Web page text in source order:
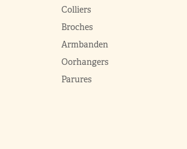
Colliers
Broches
Armbanden
Oorhangers
Parures